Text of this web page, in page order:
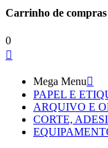
Carrinho de compras
0

Mega Menu
PAPEL E
ARQUIVO E
CORTE,